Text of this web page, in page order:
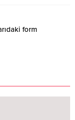
form